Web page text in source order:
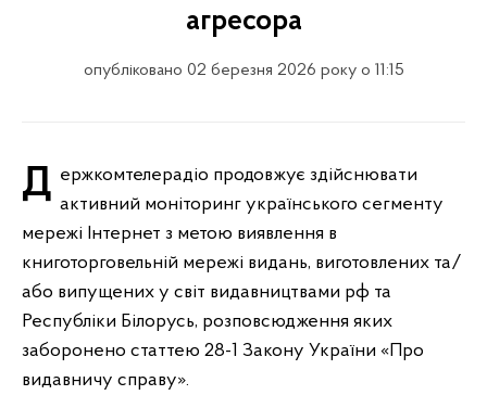
агресора
опубліковано 02 березня 2026 року о 11:15
Держкомтелерадіо продовжує здійснювати активний моніторинг українського сегменту
мережі Інтернет з метою виявлення в
книготорговельній мережі видань, виготовлених та/
або випущених у світ видавництвами рф та
Республіки Білорусь, розповсюдження яких
заборонено статтею 28-1 Закону України «Про
видавничу справу».